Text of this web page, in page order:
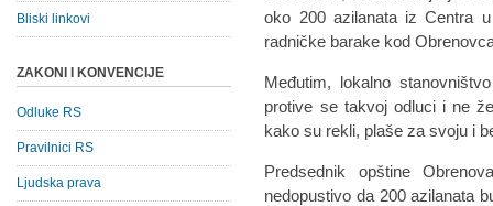
oko 200 azilanata iz Centra
radničke barake kod
Međutim, lokalno
protive se takvoj odluci i ne
kako su rekli, plaše za svoju i
Predsednik opštine
nedopustivo da 200 azilanata
Bliski linkovi
ZAKONI I KONVENCIJE
Odluke RS
Pravilnici RS
Ljudska prava